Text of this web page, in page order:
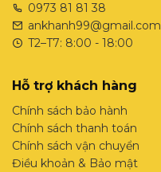
0973 81 81 38
ankhanh99@gmail.com
T2–T7: 8:00 - 18:00
Hỗ trợ khách hàng
Chính sách bảo hành
Chính sách thanh toán
Chính sách vận chuyển
Điều khoản & Bảo mật